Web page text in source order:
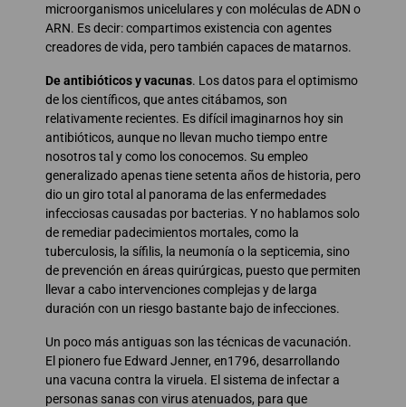
microorganismos unicelulares y con moléculas de ADN o
ARN. Es decir: compartimos existencia con agentes
creadores de vida, pero también capaces de matarnos.
De antibióticos y vacunas. Los datos para el optimismo
de los científicos, que antes citábamos, son
relativamente recientes. Es difícil imaginarnos hoy sin
antibióticos, aunque no llevan mucho tiempo entre
nosotros tal y como los conocemos. Su empleo
generalizado apenas tiene setenta años de historia, pero
dio un giro total al panorama de las enfermedades
infecciosas causadas por bacterias. Y no hablamos solo
de remediar padecimientos mortales, como la
tuberculosis, la sífilis, la neumonía o la septicemia, sino
de prevención en áreas quirúrgicas, puesto que permiten
llevar a cabo intervenciones complejas y de larga
duración con un riesgo bastante bajo de infecciones.
Un poco más antiguas son las técnicas de vacunación.
El pionero fue Edward Jenner, en1796, desarrollando
una vacuna contra la viruela. El sistema de infectar a
personas sanas con virus atenuados, para que